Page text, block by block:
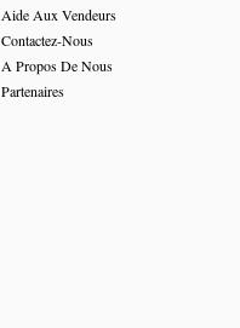
Aide Aux Vendeurs
Contactez-Nous
A Propos De Nous
Partenaires